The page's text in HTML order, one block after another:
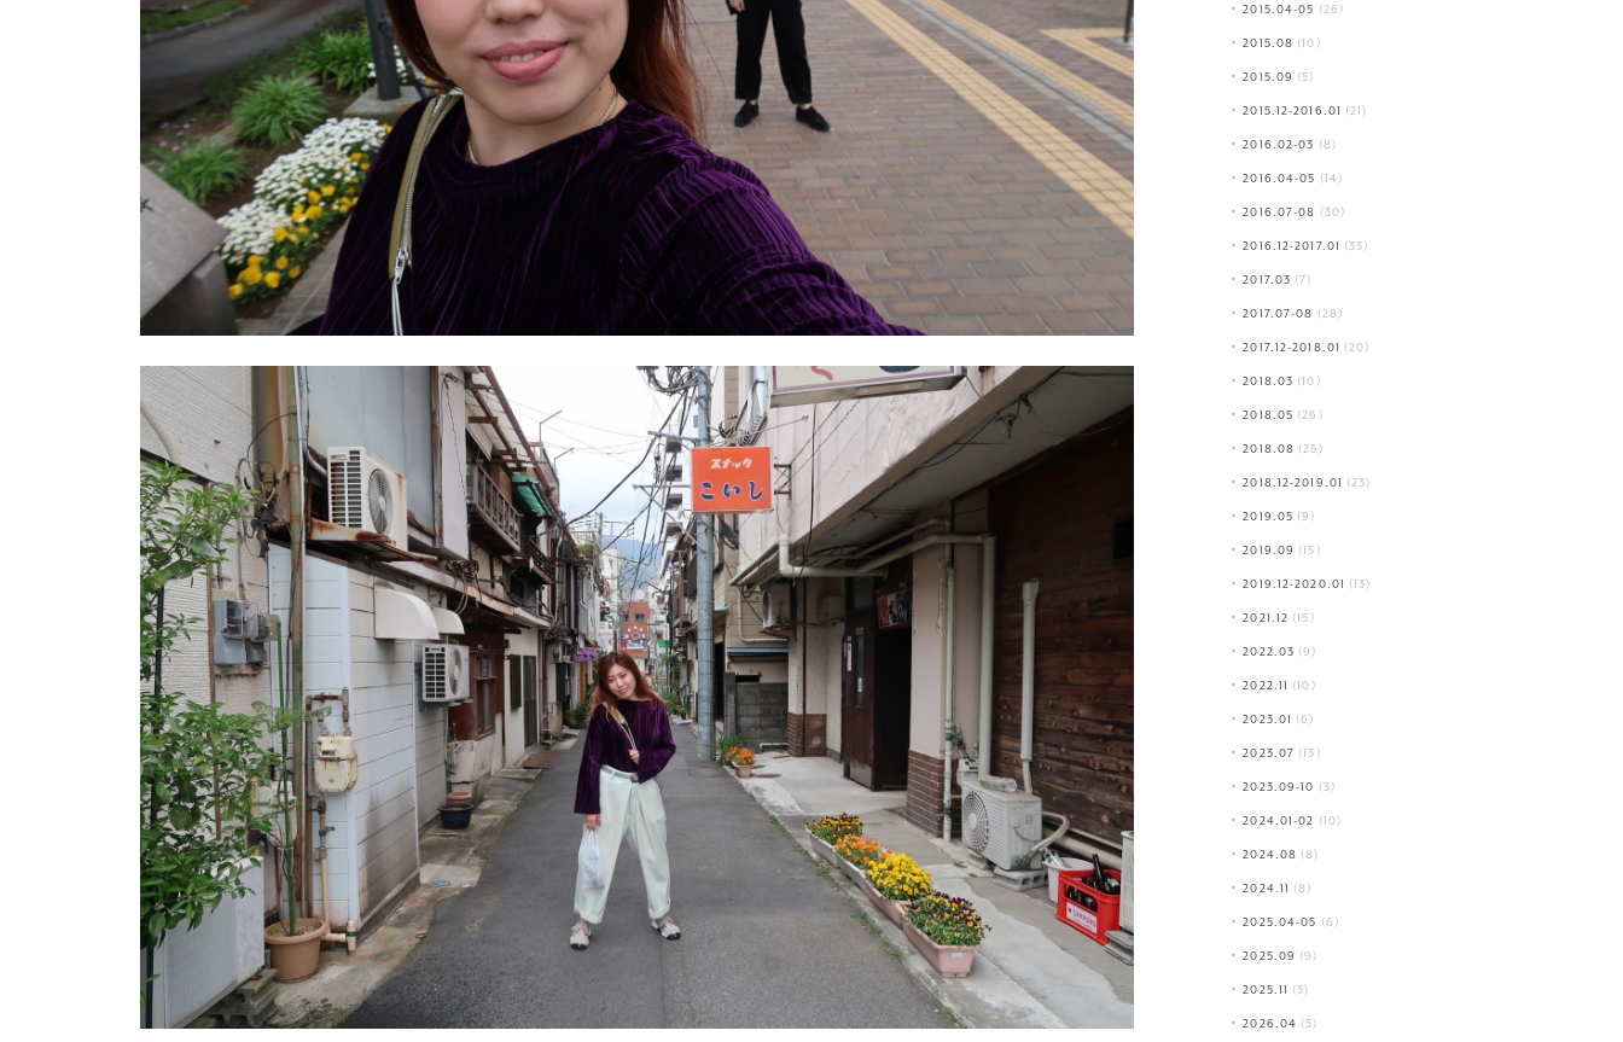
2015.04-05 (26)
2015.08 (10)
2015.09 (5)
2015.12-2016.01 (21)
2016.02-03 (8)
2016.04-05 (14)
2016.07-08 (30)
2016.12-2017.01 (33)
2017.03 (7)
2017.07-08 (28)
2017.12-2018.01 (20)
2018.03 (10)
2018.05 (26)
2018.08 (25)
2018.12-2019.01 (23)
2019.05 (9)
2019.09 (15)
2019.12-2020.01 (13)
2021.12 (15)
2022.03 (9)
2022.11 (10)
2023.01 (6)
2023.07 (13)
2023.09-10 (3)
2024.01-02 (10)
2024.08 (8)
2024.11 (8)
2025.04-05 (6)
2025.09 (9)
2025.11 (3)
2026.04 (5)